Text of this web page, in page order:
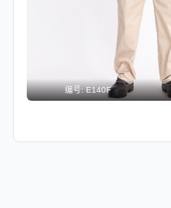
编号:E140F